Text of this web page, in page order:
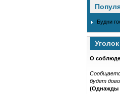
Будни
О
будет
(Однажды